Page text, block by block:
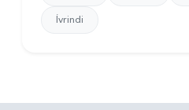
İvrindi